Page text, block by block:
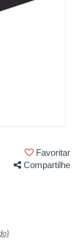
Favoritar
Compartilhe